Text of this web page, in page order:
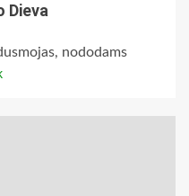
Dieva
nododams